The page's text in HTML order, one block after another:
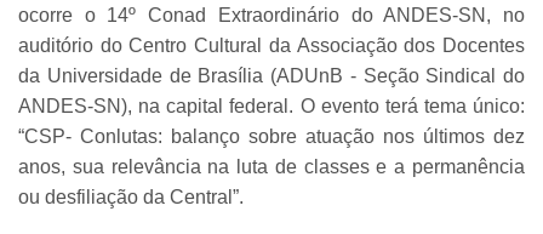
ocorre o 14º Conad Extraordinário do ANDES-SN, no
auditório do Centro Cultural da Associação dos Docentes
da Universidade de Brasília (ADUnB - Seção Sindical do
ANDES-SN), na capital federal. O evento terá tema único:
“CSP- Conlutas: balanço sobre atuação nos últimos dez
anos, sua relevância na luta de classes e a permanência
ou desfiliação da Central”.